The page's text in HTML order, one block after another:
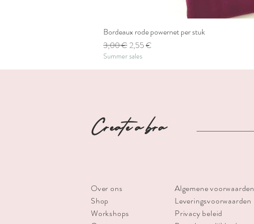
Bordeaux rode powernet per stuk
Standardpreis
3,00 € Sale-Preis
2,55 €
Summer sales
Create a bra
Over ons
Shop
Workshops
Algemene voorwaarden
Leveringsvoorwaarden
Privacy beleid